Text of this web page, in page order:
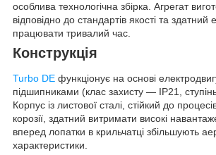
особлива технологічна збірка. Агрегат
відповідно до стандартів якості та здатний
працювати тривалий час.
Конструкція
Turbo DE функціонує на основі
підшипниками (клас захисту — IP21, ступінь
Корпус із листової сталі, стійкий до
корозії, здатний витримати високі
вперед лопатки в крильчатці збільшують
характеристики.